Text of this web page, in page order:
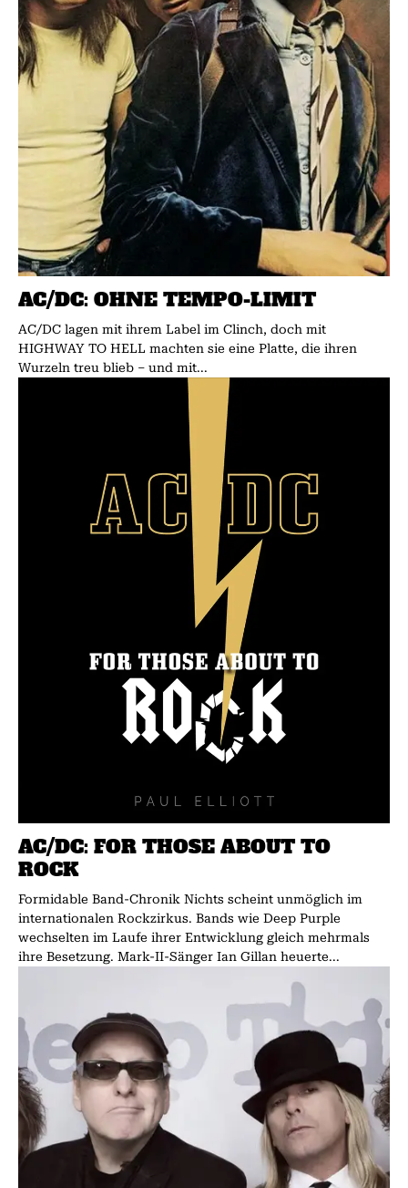
AC/DC: OHNE TEMPO-LIMIT
AC/DC lagen mit ihrem Label im Clinch, doch mit
HIGHWAY TO HELL machten sie eine Platte, die ihren
Wurzeln treu blieb – und mit...
AC/DC: FOR THOSE ABOUT TO
ROCK
Formidable Band-Chronik Nichts scheint unmöglich im
internationalen Rockzirkus. Bands wie Deep Purple
wechselten im Laufe ihrer Entwicklung gleich mehrmals
ihre Besetzung. Mark-II-Sänger Ian Gillan heuerte...